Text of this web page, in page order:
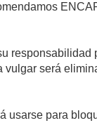
será
para